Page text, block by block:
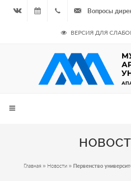
06.08.2026
- Чётная
неделя
964
687
Вопросы
ВЕРСИЯ ДЛЯ
Главная» Новости» Первенство